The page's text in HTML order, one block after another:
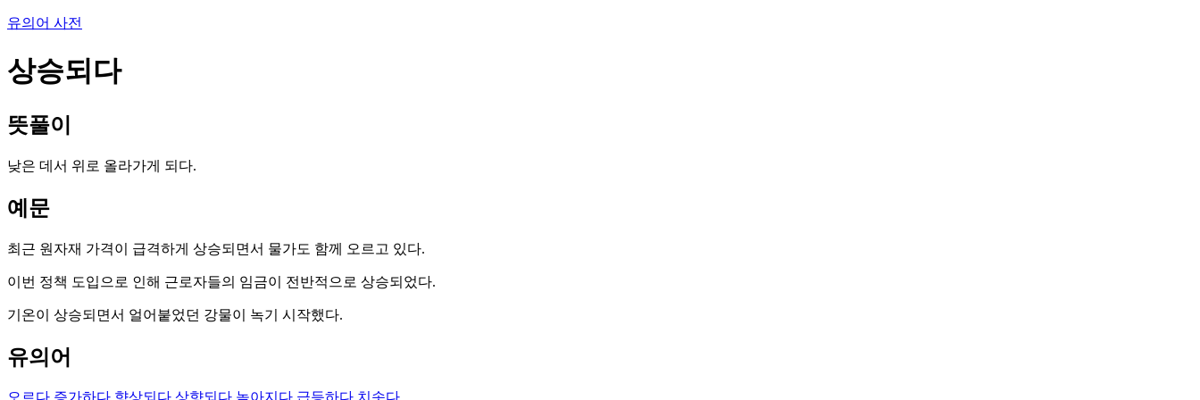
유의어 사전
상승되다
뜻풀이
낮은 데서 위로 올라가게 되다.
예문
최근 원자재 가격이 급격하게 상승되면서 물가도 함께 오르고 있다.
이번 정책 도입으로 인해 근로자들의 임금이 전반적으로 상승되었다.
기온이 상승되면서 얼어붙었던 강물이 녹기 시작했다.
유의어